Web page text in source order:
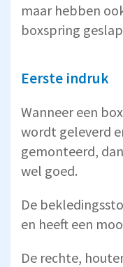
maar hebben
boxspring
Eerste indruk
Wanneer een
wordt geleverd
gemonteerd,
wel goed.
De
en heeft een
De rechte,